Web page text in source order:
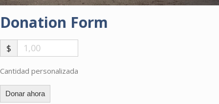
Donation Form
$
Cantidad personalizada
Donar ahora